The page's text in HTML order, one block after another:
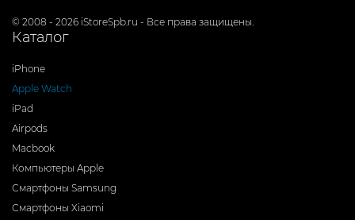
© 2008 - 2026 iStoreSpb.ru - Все права защищены.
Каталог
iPhone
Apple Watch
iPad
Airpods
Macbook
Компьютеры Apple
Смартфоны Samsung
Смартфоны Xiaomi